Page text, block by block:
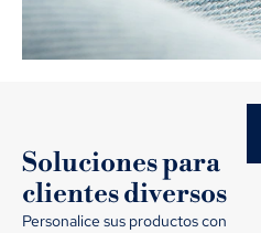
Soluciones para
clientes diversos
Personalice sus productos con